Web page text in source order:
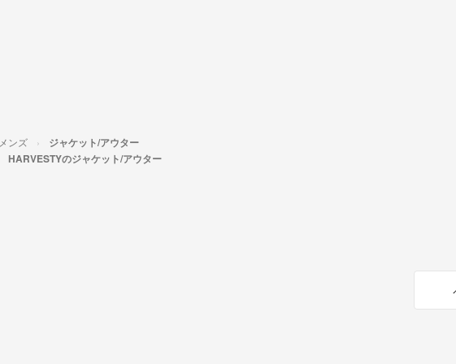
メンズ ジャケット/アウター
HARVESTYのジャケット/アウター